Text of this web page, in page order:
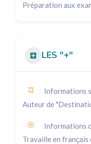
Préparation aux
LES "+"
Informations
Auteur de
Informations
Travaille en français